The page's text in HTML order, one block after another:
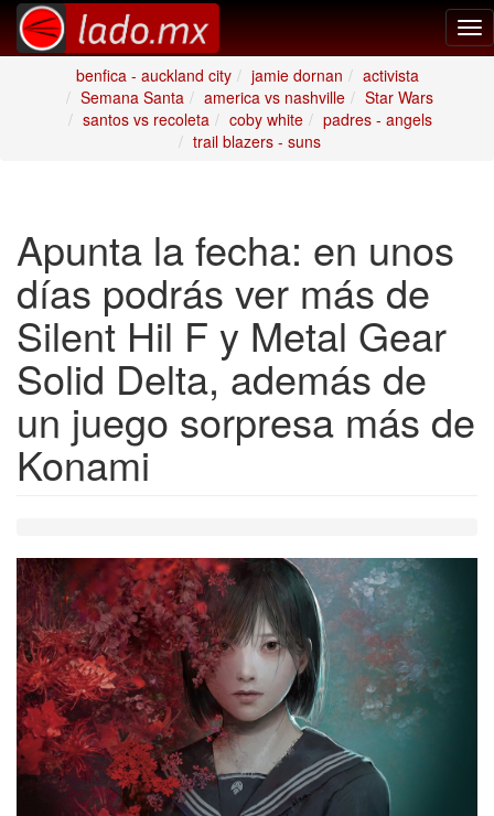
benfica - auckland city
jamie dornan
activista
Semana Santa
america vs nashville
Star Wars
santos vs recoleta
coby white
padres - angels
trail blazers - suns
Apunta la fecha: en unos
días podrás ver más de
Silent Hil F y Metal Gear
Solid Delta, además de
un juego sorpresa más de
Konami